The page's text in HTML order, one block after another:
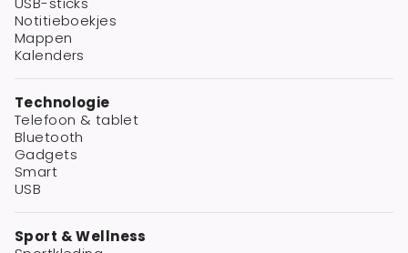
Notitieboekjes
Mappen
Kalenders
Technologie
Telefoon & tablet
Bluetooth
Gadgets
Smart
USB
Sport & Wellness